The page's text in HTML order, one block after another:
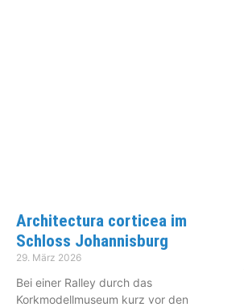
Architectura corticea im
Schloss Johannisburg
29. März 2026
Bei einer Ralley durch das
Korkmodellmuseum kurz vor den